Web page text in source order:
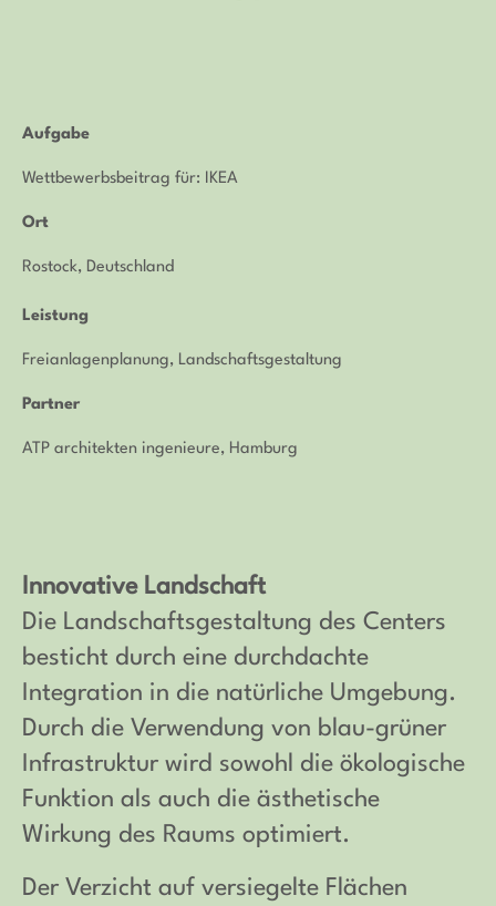
Aufgabe
Wettbewerbsbeitrag für: IKEA
Ort
Rostock, Deutschland
Leistung
Freianlagenplanung, Landschaftsgestaltung
Partner
ATP architekten ingenieure, Hamburg
Innovative Landschaft
Die Landschaftsgestaltung des Centers
besticht durch eine durchdachte
Integration in die natürliche Umgebung.
Durch die Verwendung von blau-grüner
Infrastruktur wird sowohl die ökologische
Funktion als auch die ästhetische
Wirkung des Raums optimiert.
Der Verzicht auf versiegelte Flächen